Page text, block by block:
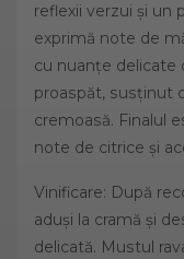
reflexii verzui și un
exprimă note de
cu nuanțe delicate
proaspăt, susținut
cremoasă. Finalul
note de citrice și
Vinificare: După
aduși la cramă și
delicată. Mustul